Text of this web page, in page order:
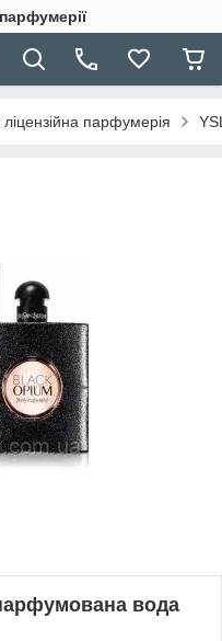
ліцензійна парфумерія
вода